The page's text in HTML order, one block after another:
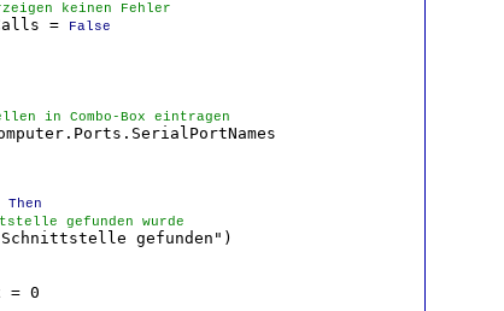
keinen Fehler
=
False
in Combo-Box eintragen
Then
gefunden wurde
gefunden")
= 0